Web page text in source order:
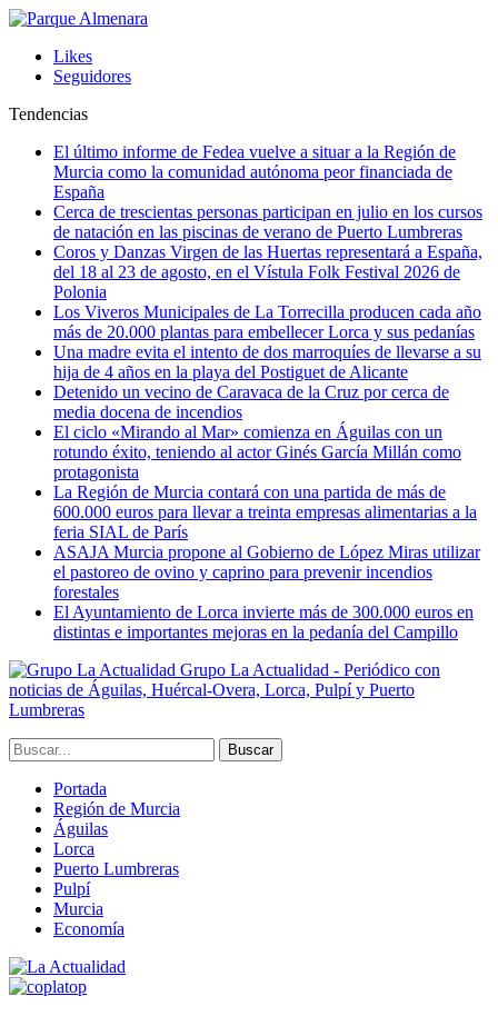
Likes
Seguidores
Tendencias
El último informe de Fedea vuelve a situar a la Región de
Murcia como la comunidad autónoma peor financiada de
España
Cerca de trescientas personas participan en julio en los cursos
de natación en las piscinas de verano de Puerto Lumbreras
Coros y Danzas Virgen de las Huertas representará a España,
del 18 al 23 de agosto, en el Vístula Folk Festival 2026 de
Polonia
Los Viveros Municipales de La Torrecilla producen cada año
más de 20.000 plantas para embellecer Lorca y sus pedanías
Una madre evita el intento de dos marroquíes de llevarse a su
hija de 4 años en la playa del Postiguet de Alicante
Detenido un vecino de Caravaca de la Cruz por cerca de
media docena de incendios
El ciclo «Mirando al Mar» comienza en Águilas con un
rotundo éxito, teniendo al actor Ginés García Millán como
protagonista
La Región de Murcia contará con una partida de más de
600.000 euros para llevar a treinta empresas alimentarias a la
feria SIAL de París
ASAJA Murcia propone al Gobierno de López Miras utilizar
el pastoreo de ovino y caprino para prevenir incendios
forestales
El Ayuntamiento de Lorca invierte más de 300.000 euros en
distintas e importantes mejoras en la pedanía del Campillo
Grupo La Actualidad - Periódico con
noticias de Águilas, Huércal-Overa, Lorca, Pulpí y Puerto
Lumbreras
Portada
Región de Murcia
Águilas
Lorca
Puerto Lumbreras
Pulpí
Murcia
Economía